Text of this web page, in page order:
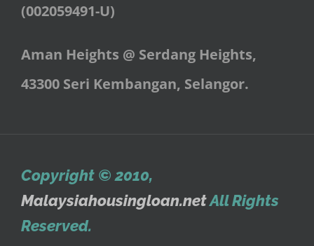
(002059491-U)
Aman Heights @ Serdang Heights,
43300 Seri Kembangan, Selangor.
Copyright © 2010,
Malaysiahousingloan.netAll Rights
Reserved.